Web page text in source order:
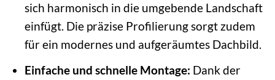
sich harmonisch in die umgebende Landschaft
einfügt. Die präzise Profilierung sorgt zudem
für ein modernes und aufgeräumtes Dachbild.
Einfache und schnelle Montage: Dank der